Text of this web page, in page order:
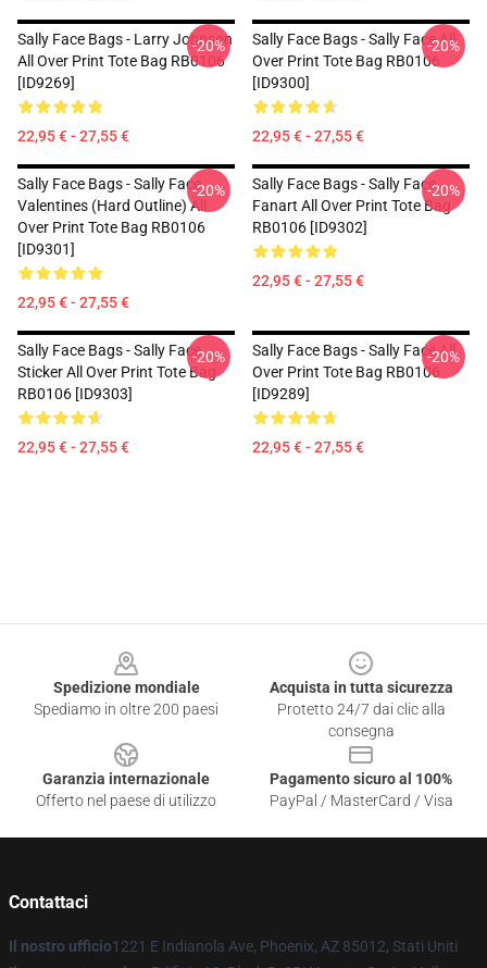
Sally Face Bags - Larry Johnson
All Over Print Tote Bag RB0106
[ID9269]
22,95 € - 27,55 €
-20%
Sally Face Bags - Sally Face All
Over Print Tote Bag RB0106
[ID9300]
22,95 € - 27,55 €
-20%
Sally Face Bags - Sally Face
Valentines (Hard Outline) All
Over Print Tote Bag RB0106
[ID9301]
22,95 € - 27,55 €
-20%
Sally Face Bags - Sally Face
Fanart All Over Print Tote Bag
RB0106 [ID9302]
22,95 € - 27,55 €
-20%
Sally Face Bags - Sally Face
Sticker All Over Print Tote Bag
RB0106 [ID9303]
22,95 € - 27,55 €
-20%
Sally Face Bags - Sally Face All
Over Print Tote Bag RB0106
[ID9289]
22,95 € - 27,55 €
-20%
Spedizione mondiale
Spediamo in oltre 200 paesi
Acquista in tutta sicurezza
Protetto 24/7 dai clic alla
consegna
Garanzia internazionale
Offerto nel paese di utilizzo
Pagamento sicuro al 100%
PayPal / MasterCard / Visa
Contattaci
Il nostro ufficio1221 E Indianola Ave, Phoenix, AZ 85012, Stati Uniti